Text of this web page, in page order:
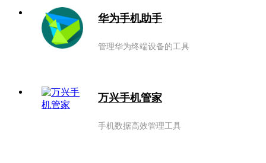
华为手机助手
管理华为终端设备的工具
万兴手机管家
手机数据高效管理工具